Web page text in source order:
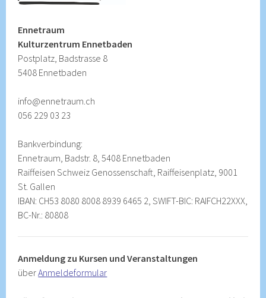
Ennetraum
Kulturzentrum Ennetbaden
Postplatz, Badstrasse 8
5408 Ennetbaden
info@ennetraum.ch
056 229 03 23
Bankverbindung:
Ennetraum, Badstr. 8, 5408 Ennetbaden
Raiffeisen Schweiz Genossenschaft, Raiffeisenplatz, 9001
St. Gallen
IBAN: CH53 8080 8008 8939 6465 2, SWIFT-BIC: RAIFCH22XXX,
BC-Nr.: 80808
Anmeldung zu Kursen und Veranstaltungen
überAnmeldeformular